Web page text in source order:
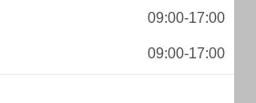
09:00-17:00
09:00-17:00